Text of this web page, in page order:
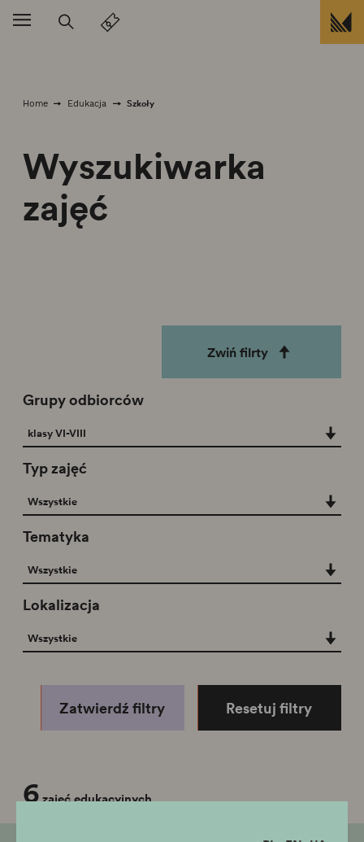
Home Edukacja Szkoły
Wyszukiwarka
zajęć
Zwiń filrty
Grupy odbiorców
Grupy odbiorców
klasy VI-VIII
Typ zajęć
Typ zajęć
Wszystkie
Tematyka
Tematyka
Wszystkie
Lokalizacja
Lokalizacja
Wszystkie
Zatwierdź filtry Resetuj filtry
6zajęć edukacyjnych